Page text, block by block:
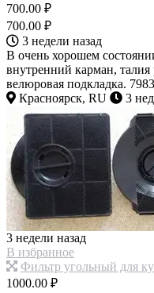
700.00 ₽
700.00 ₽
3 недели назад
В очень хорошем
внутренний карман,
велюровая подкладка.
Красноярск, RU
3
3 недели назад
В избранное
Фильтр угольный для
1000.00 ₽